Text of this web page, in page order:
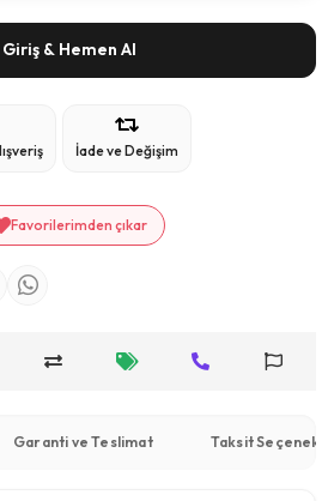
Giriş & Hemen Al
İade ve Değişim
Favorilerimden çıkar
Garanti ve Teslimat Taksit